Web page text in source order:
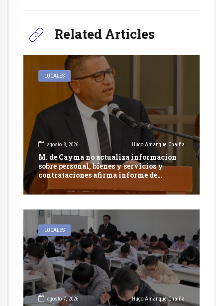
Related Articles
LOCALES
agosto 8, 2026 Hugo Amanque Chaiña
M. de Cayma no actualiza informacion
sobre personal, bienes y servicios y
contrataciones afirma informe de
Contraloría
LOCALES
agosto 7, 2026 Hugo Amanque Chaiña